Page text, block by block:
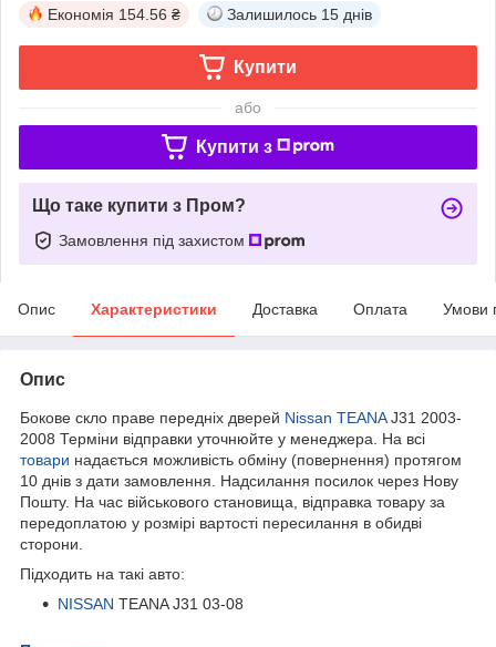
Економія 154.56 ₴ Залишилось 15 днів
Купити
або
Купити з
Що таке купити з Пром?
Замовлення під захистом
Опис Характеристики Доставка Оплата Умови
Опис
Бокове скло праве передніх дверей Nissan TEANAJ31 2003-
2008 Терміни відправки уточнюйте у менеджера. На всі
товари надається можливість обміну (повернення) протягом
10 днів з дати замовлення. Надсилання посилок через Нову
Пошту. На час військового становища, відправка товару за
передоплатою у розмірі вартості пересилання в обидві
сторони.
Підходить на такі авто:
NISSAN TEANA J31 03-08